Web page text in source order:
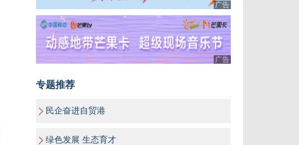
广告
广告
专题推荐
民企奋进自贸港
绿色发展 生态育才